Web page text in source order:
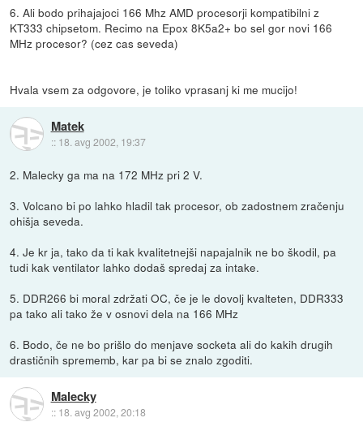
6. Ali bodo prihajajoci 166 Mhz AMD procesorji kompatibilni z
KT333 chipsetom. Recimo na Epox 8K5a2+ bo sel gor novi 166
MHz procesor? (cez cas seveda)
Hvala vsem za odgovore, je toliko vprasanj ki me mucijo!
Matek
:: 18. avg 2002, 19:37
2. Malecky ga ma na 172 MHz pri 2 V.
3. Volcano bi po lahko hladil tak procesor, ob zadostnem zračenju
ohišja seveda.
4. Je kr ja, tako da ti kak kvalitetnejši napajalnik ne bo škodil, pa
tudi kak ventilator lahko dodaš spredaj za intake.
5. DDR266 bi moral zdržati OC, če je le dovolj kvalteten, DDR333
pa tako ali tako že v osnovi dela na 166 MHz
6. Bodo, če ne bo prišlo do menjave socketa ali do kakih drugih
drastičnih sprememb, kar pa bi se znalo zgoditi.
Malecky
:: 18. avg 2002, 20:18